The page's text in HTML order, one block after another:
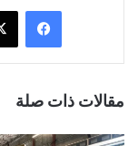
مقالات ذات صلة